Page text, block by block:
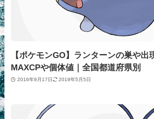
【ポケモンGO】ランターンの巣や出
MAXCPや個体値｜全国都道府県別
2016年9月17日 2019年5月5日